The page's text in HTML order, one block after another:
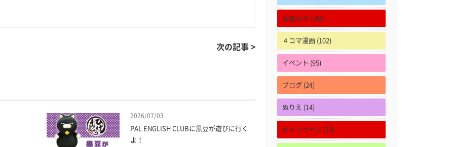
次の記事 >
2026/07/03
PAL ENGLISH CLUBに黒豆が遊びに行く
よ！
お知らせ (168)
４コマ漫画 (102)
イベント (95)
ブログ (24)
ぬりえ (14)
キャンペーン (13)